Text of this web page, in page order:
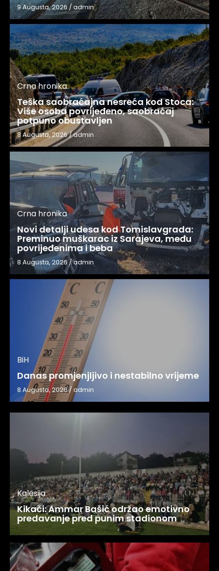
9 Augusta, 2026 / admin
Crna hronika
Teška saobraćajna nesreća kod Stoca:
Više osoba povrijeđeno, saobraćaj
potpuno obustavljen
8 Augusta, 2026/admin
Crna hronika
Novi detalji udesa kod Tomislavgrada:
Preminuo muškarac iz Sarajeva, među
povrijeđenima i beba
8 Augusta, 2026/admin
BiH
Danas promjenjljivo i nestabilno vrijeme
8 Augusta, 2026/admin
Kalesija
Kikači: Ammar Bašić održao emotivno
predavanje pred punim stadionom